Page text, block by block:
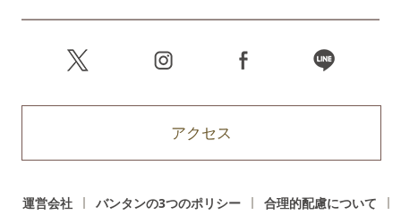
アクセス
運営会社 バンタンの3つのポリシー
合理的配慮について